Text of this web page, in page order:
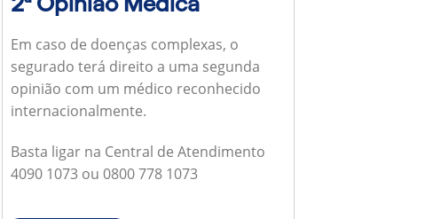
Em caso de doenças complexas, o
segurado terá direito a uma segunda
opinião com um médico reconhecido
internacionalmente.
Basta ligar na Central de Atendimento
4090 1073 ou 0800 778 1073